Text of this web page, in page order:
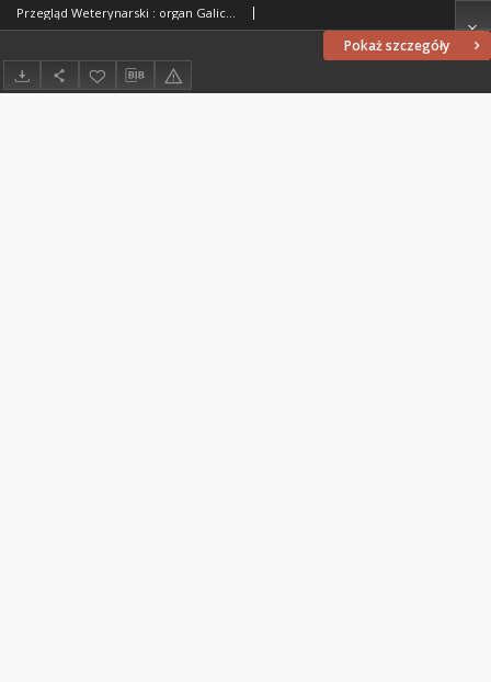
Pokaż szczegóły
Przegląd Weterynarski : organ Galicyjskiego Towarzystwa Weterynarskiego : czasopismo poświęcone weterynaryi i hodowli, 1900 R. 15, nr 4